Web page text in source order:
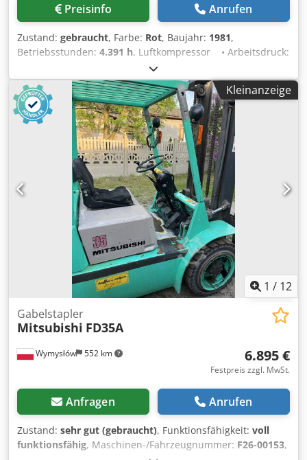
Preisinfo Anrufen
Zustand: gebraucht, Farbe: Rot, Baujahr: 1981,
Betriebsstunden: 4.391 h, Luftkompressor • Arbeitsdruck:
11 bar • 4391 Stunden • Straßenbeleuchtung • Voll
funktionsfähig Zustand: Gebraucht Dkedpfxex S Nxas Ag
Djr Baujahr: 1981
Kleinanzeige
1 / 12
Wymysłów 552 km
Gabelstapler
Mitsubishi FD35A
6.895 €
Festpreis zzgl. MwSt.
Anfragen Anrufen
Zustand: sehr gut (gebraucht), Funktionsfähigkeit: voll
funktionsfähig, Maschinen-/Fahrzeugnummer: F26-00153,